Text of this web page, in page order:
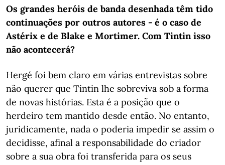
Os grandes heróis de banda desenhada têm tido
continuações por outros autores - é o caso de
Astérix e de Blake e Mortimer. Com Tintin isso
não acontecerá?
Hergé foi bem claro em várias entrevistas sobre
não querer que Tintin lhe sobreviva sob a forma
de novas histórias. Esta é a posição que o
herdeiro tem mantido desde então. No entanto,
juridicamente, nada o poderia impedir se assim o
decidisse, afinal a responsabilidade do criador
sobre a sua obra foi transferida para os seus